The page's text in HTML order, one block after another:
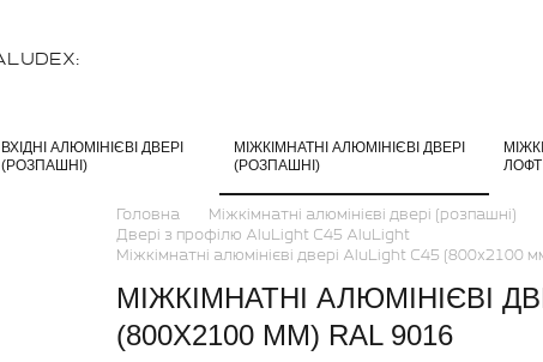
ВХІДНІ АЛЮМІНІЄВІ ДВЕРІ
(РОЗПАШНІ)
МІЖКІМНАТНІ АЛЮМІНІЄВІ ДВЕРІ
(РОЗПАШНІ)
Головна Міжкімнатні алюмінієві двері (розпашні)
Двері з профілю AluLight C45 AluLight
Міжкімнатні алюмінієві двері AluLight C45 (800x2100
МІЖКІМНАТНІ АЛЮМІНІЄВІ
(800X2100 ММ) RAL 9016